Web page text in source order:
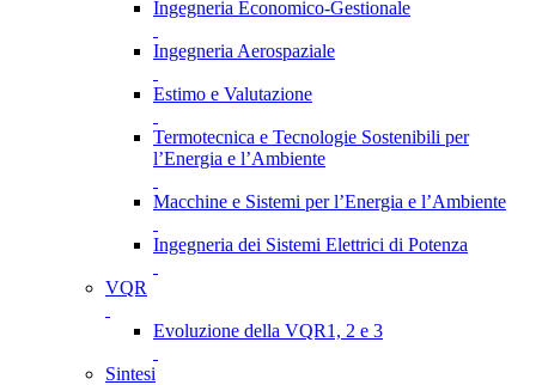
Ingegneria Economico-Gestionale
Ingegneria Aerospaziale
Estimo e Valutazione
Termotecnica e Tecnologie Sostenibili per
l’Energia e l’Ambiente
Macchine e Sistemi per l’Energia e l’Ambiente
Ingegneria dei Sistemi Elettrici di Potenza
VQR
Evoluzione della VQR1, 2 e 3
Sintesi